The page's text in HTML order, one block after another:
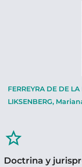
FERREYRA DE DE
LIKSENBERG,
star_border
Doctrina y